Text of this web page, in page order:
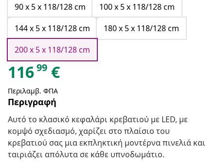
90 x 5 x 118/128 cm
100 x 5 x 118/128 cm
144 x 5 x 118/128 cm
180 x 5 x 118/128 cm
200 x 5 x 118/128 cm
11699 €
Περιλαμβ. ΦΠΑ
Περιγραφή
Αυτό το κλασικό κεφαλάρι κρεβατιού με LED, με
κομψό σχεδιασμό, χαρίζει στο πλαίσιο του
κρεβατιού σας μια εκπληκτική μοντέρνα πινελιά και
ταιριάζει απόλυτα σε κάθε υπνοδωμάτιο.